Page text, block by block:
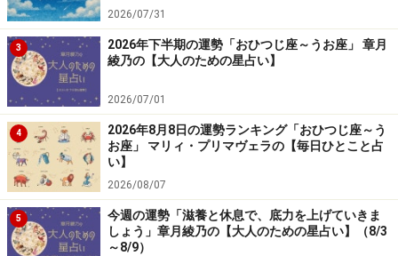
2026/07/31
3
2026年下半期の運勢「おひつじ座～うお座」 章月
綾乃の【大人のための星占い】
2026/07/01
4
2026年8月8日の運勢ランキング「おひつじ座～う
お座」 マリィ・プリマヴェラの【毎日ひとこと占
い】
2026/08/07
5
今週の運勢「滋養と休息で、底力を上げていきま
しょう」章月綾乃の【大人のための星占い】（8/3
～8/9）